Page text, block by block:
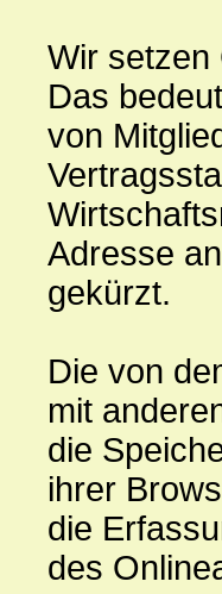
Wir setzen
Das
von
Adresse
gekürzt.
Die von
mit
die
ihrer
die
des